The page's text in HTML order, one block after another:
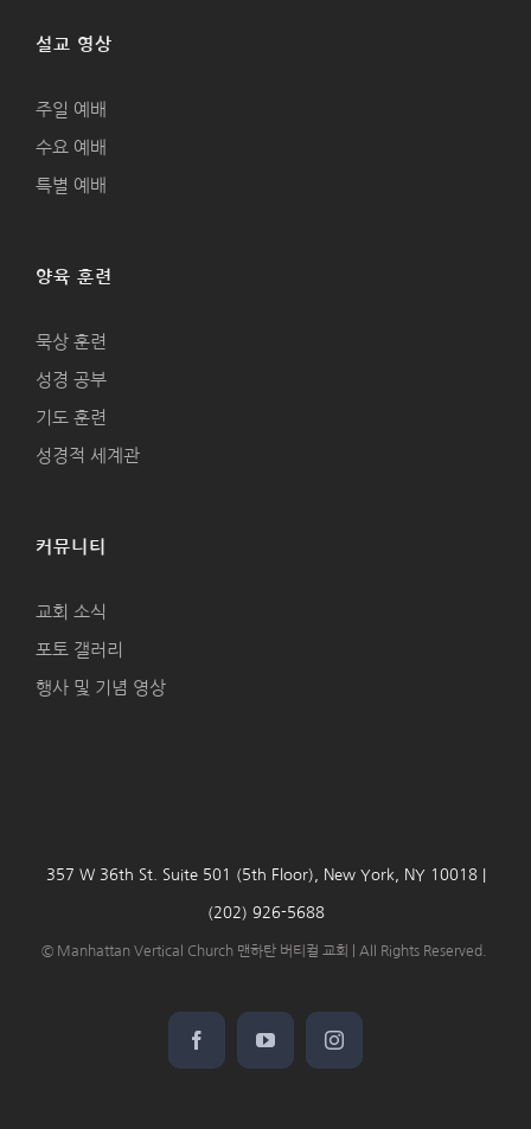
설교 영상
주일 예배
수요 예배
특별 예배
양육 훈련
묵상 훈련
성경 공부
기도 훈련
성경적 세계관
커뮤니티
교회 소식
포토 갤러리
행사 및 기념 영상
357 W 36th St. Suite 501 (5th Floor), New York, NY 10018 |
(202) 926-5688
© Manhattan Vertical Church 맨하탄 버티컬 교회 | All Rights Reserved.
FacebookYouTubeInstagram